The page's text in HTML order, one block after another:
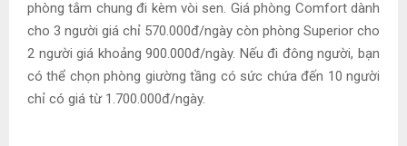
phòng tắm chung đi kèm vòi sen. Giá phòng Comfort dành
cho 3 người giá chỉ 570.000đ/ngày còn phòng Superior cho
2 người giá khoảng 900.000đ/ngày. Nếu đi đông người, bạn
có thể chọn phòng giường tầng có sức chứa đến 10 người
chỉ có giá từ 1.700.000đ/ngày.